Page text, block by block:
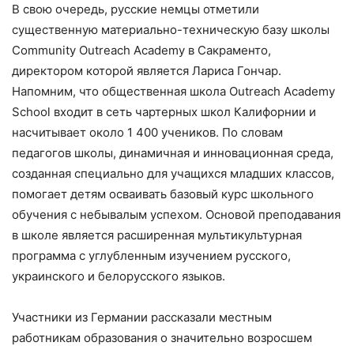
В свою очередь, русские немцы отметили
существенную материально-техническую базу школы
Community Outreach Academy в Сакраменто,
директором которой является Лариса Гончар.
Напомним, что общественная школа Outreach Academy
School входит в сеть чартерных школ Калифорнии и
насчитывает около 1 400 учеников. По словам
педагогов школы, динамичная и инновационная среда,
созданная специально для учащихся младших классов,
помогает детям осваивать базовый курс школьного
обучения с небывалым успехом. Основой преподавания
в школе является расширенная мультикультурная
программа с углубленным изучением русского,
украинского и белорусского языков.
Участники из Германии рассказали местным
работникам образования о значительно возросшем